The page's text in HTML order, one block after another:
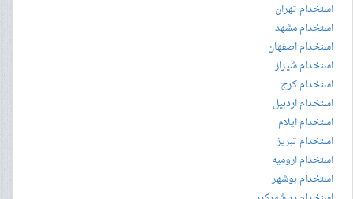
استخدام تهران
استخدام مشهد
استخدام اصفهان
استخدام شیراز
استخدام کرج
استخدام اردبیل
استخدام ایلام
استخدام تبریز
استخدام ارومیه
استخدام بوشهر